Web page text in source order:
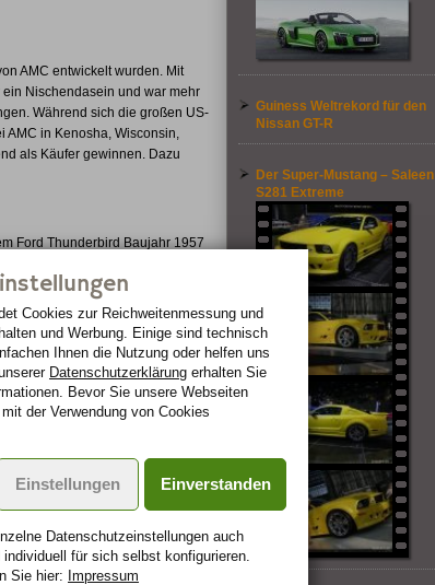
AMC entwickelt wurden. Mit
Nischendasein und war mehr
Während sich die großen US-
AMC in Kenosha, Wisconsin,
als Käufer gewinnen. Dazu
Ford Thunderbird Baujahr 1957
Einziger weiterer zweisitziger
gelang es AMC, einen
Breedlov stellten mit diesem
V8-Motoren,
einem Twin-Grip-Differential
Auspuffanlage und
4,75 l bis 6,40 l Hubraum und
der AMX seine größten Erfolge
bei einem 24-Stunden-
von 0 auf 100 km/h lag
er wohl auch seinem geringen
Guiness Weltrekord für den
Nissan GT-R
Der Super-Mustang – Saleen
S281 Extreme
Cookies zur Reichweiten­messung und
und Werbung. Einige sind technisch
Ihnen die Nutzung oder helfen uns
Datenschutzerklärung erhalten Sie
Bevor Sie unsere Webseiten
der Verwendung von Cookies
Einverstanden
Einstellungen
Datenschutz­ein­stellungen auch
für sich selbst konfigurieren.
Sie hier: Impressum